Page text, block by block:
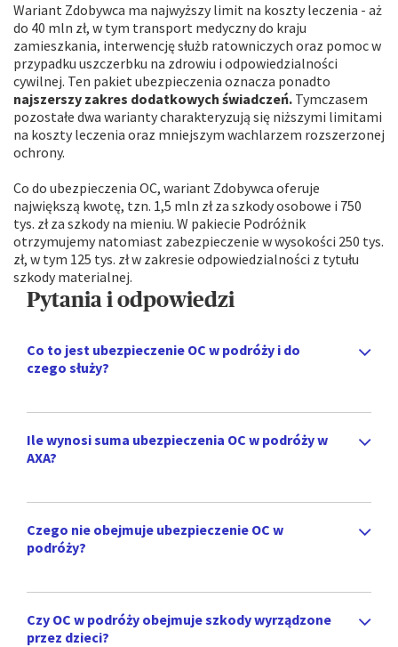
Wariant Zdobywca ma najwyższy limit na koszty leczenia - aż
do 40 mln zł, w tym transport medyczny do kraju
zamieszkania, interwencję służb ratowniczych oraz pomoc w
przypadku uszczerbku na zdrowiu i odpowiedzialności
cywilnej. Ten pakiet ubezpieczenia oznacza ponadto
najszerszy zakres dodatkowych świadczeń. Tymczasem
pozostałe dwa warianty charakteryzują się niższymi limitami
na koszty leczenia oraz mniejszym wachlarzem rozszerzonej
ochrony.
Co do ubezpieczenia OC, wariant Zdobywca oferuje
największą kwotę, tzn. 1,5 mln zł za szkody osobowe i 750
tys. zł za szkody na mieniu. W pakiecie Podróżnik
otrzymujemy natomiast zabezpieczenie w wysokości 250 tys.
zł, w tym 125 tys. zł w zakresie odpowiedzialności z tytułu
szkody materialnej.
Pytania i odpowiedzi
Co to jest ubezpieczenie OC w podróży i do
czego służy?
Ile wynosi suma ubezpieczenia OC w podróży w
AXA?
Czego nie obejmuje ubezpieczenie OC w
podróży?
Czy OC w podróży obejmuje szkody wyrządzone
przez dzieci?